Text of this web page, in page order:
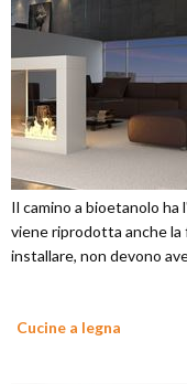
Il camino a bioetanolo
viene riprodotta anche la
installare, non devono
Cucine a legna